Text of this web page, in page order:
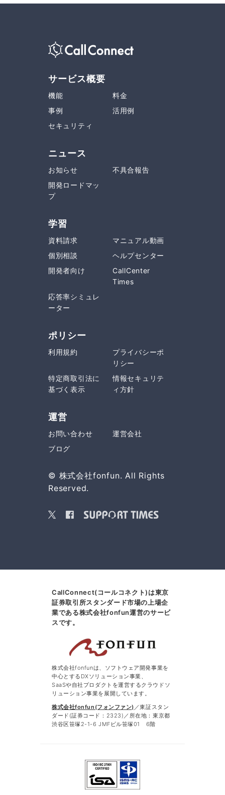
サービス概要
機能
料金
事例
活用例
セキュリティ
ニュース
お知らせ
不具合報告
開発ロードマッ
プ
学習
資料請求
マニュアル動画
個別相談
ヘルプセンター
開発者向け
CallCenter
Times
応答率シミュレ
ーター
ポリシー
利用規約
プライバシーポ
リシー
特定商取引法に
基づく表示
情報セキュリテ
ィ方針
運営
お問い合わせ
運営会社
ブログ
© 株式会社fonfun. All Rights
Reserved.
CallConnect(コールコネクト)は東京
証券取引所スタンダード市場の上場企
業である株式会社fonfun運営のサービ
スです。
株式会社fonfunは、ソフトウェア開発事業を
中心とするDXソリューション事業、
SaaSや自社プロダクトを運営するクラウドソ
リューション事業を展開しています。
株式会社fonfun(フォンファン) ／東証スタン
ダード(証券コード：2323)／所在地：東京都
渋谷区笹塚2-1-6 JMFビル笹塚01 6階